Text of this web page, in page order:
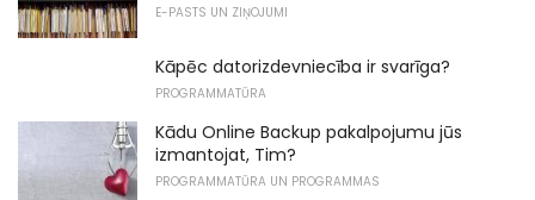
E-PASTS UN ZIŅOJUMI
Kāpēc datorizdevniecība ir svarīga?
PROGRAMMATŪRA
Kādu Online Backup pakalpojumu jūs
izmantojat, Tim?
PROGRAMMATŪRA UN PROGRAMMAS